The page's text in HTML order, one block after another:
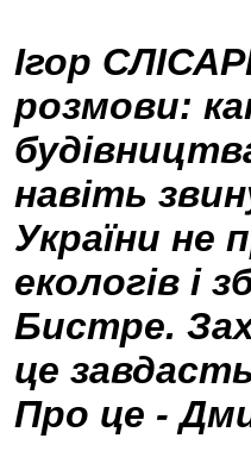
Ігор
розмови:
навіть
України не
екологів і
Бистре.
це
Про це -